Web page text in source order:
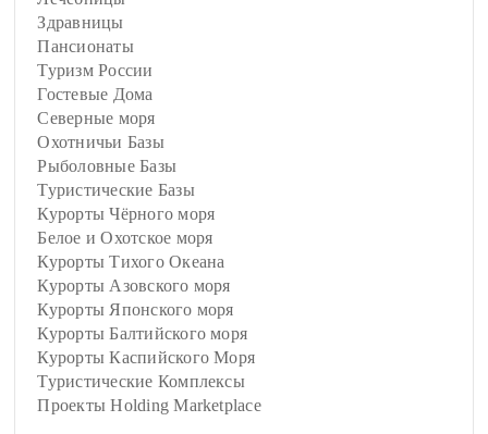
Здравницы
Пансионаты
Туризм России
Гостевые Дома
Северные моря
Охотничьи Базы
Рыболовные Базы
Туристические Базы
Курорты Чёрного моря
Белое и Охотское моря
Курорты Тихого Океана
Курорты Азовского моря
Курорты Японского моря
Курорты Балтийского моря
Курорты Каспийского Моря
Туристические Комплексы
Проекты Holding Marketplace